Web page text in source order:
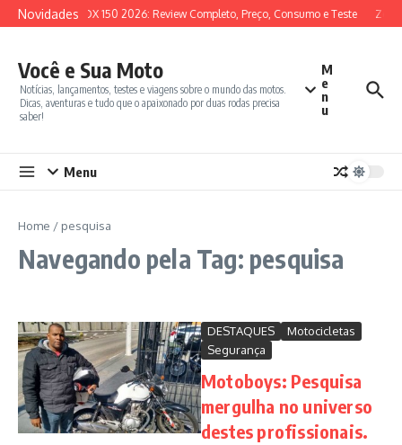
Ir para o conteúdo
NovidadesSYM ADX 150 2026: Review Completo, Preço, Consumo e Teste
Você e Sua Moto
Notícias, lançamentos, testes e viagens sobre o mundo das motos.
Dicas, aventuras e tudo que o apaixonado por duas rodas precisa
saber!
M
e
n
u
Menu
Home / pesquisa
Navegando pela Tag: pesquisa
DESTAQUES
Motocicletas
Segurança
Motoboys: Pesquisa
mergulha no universo
destes profissionais.